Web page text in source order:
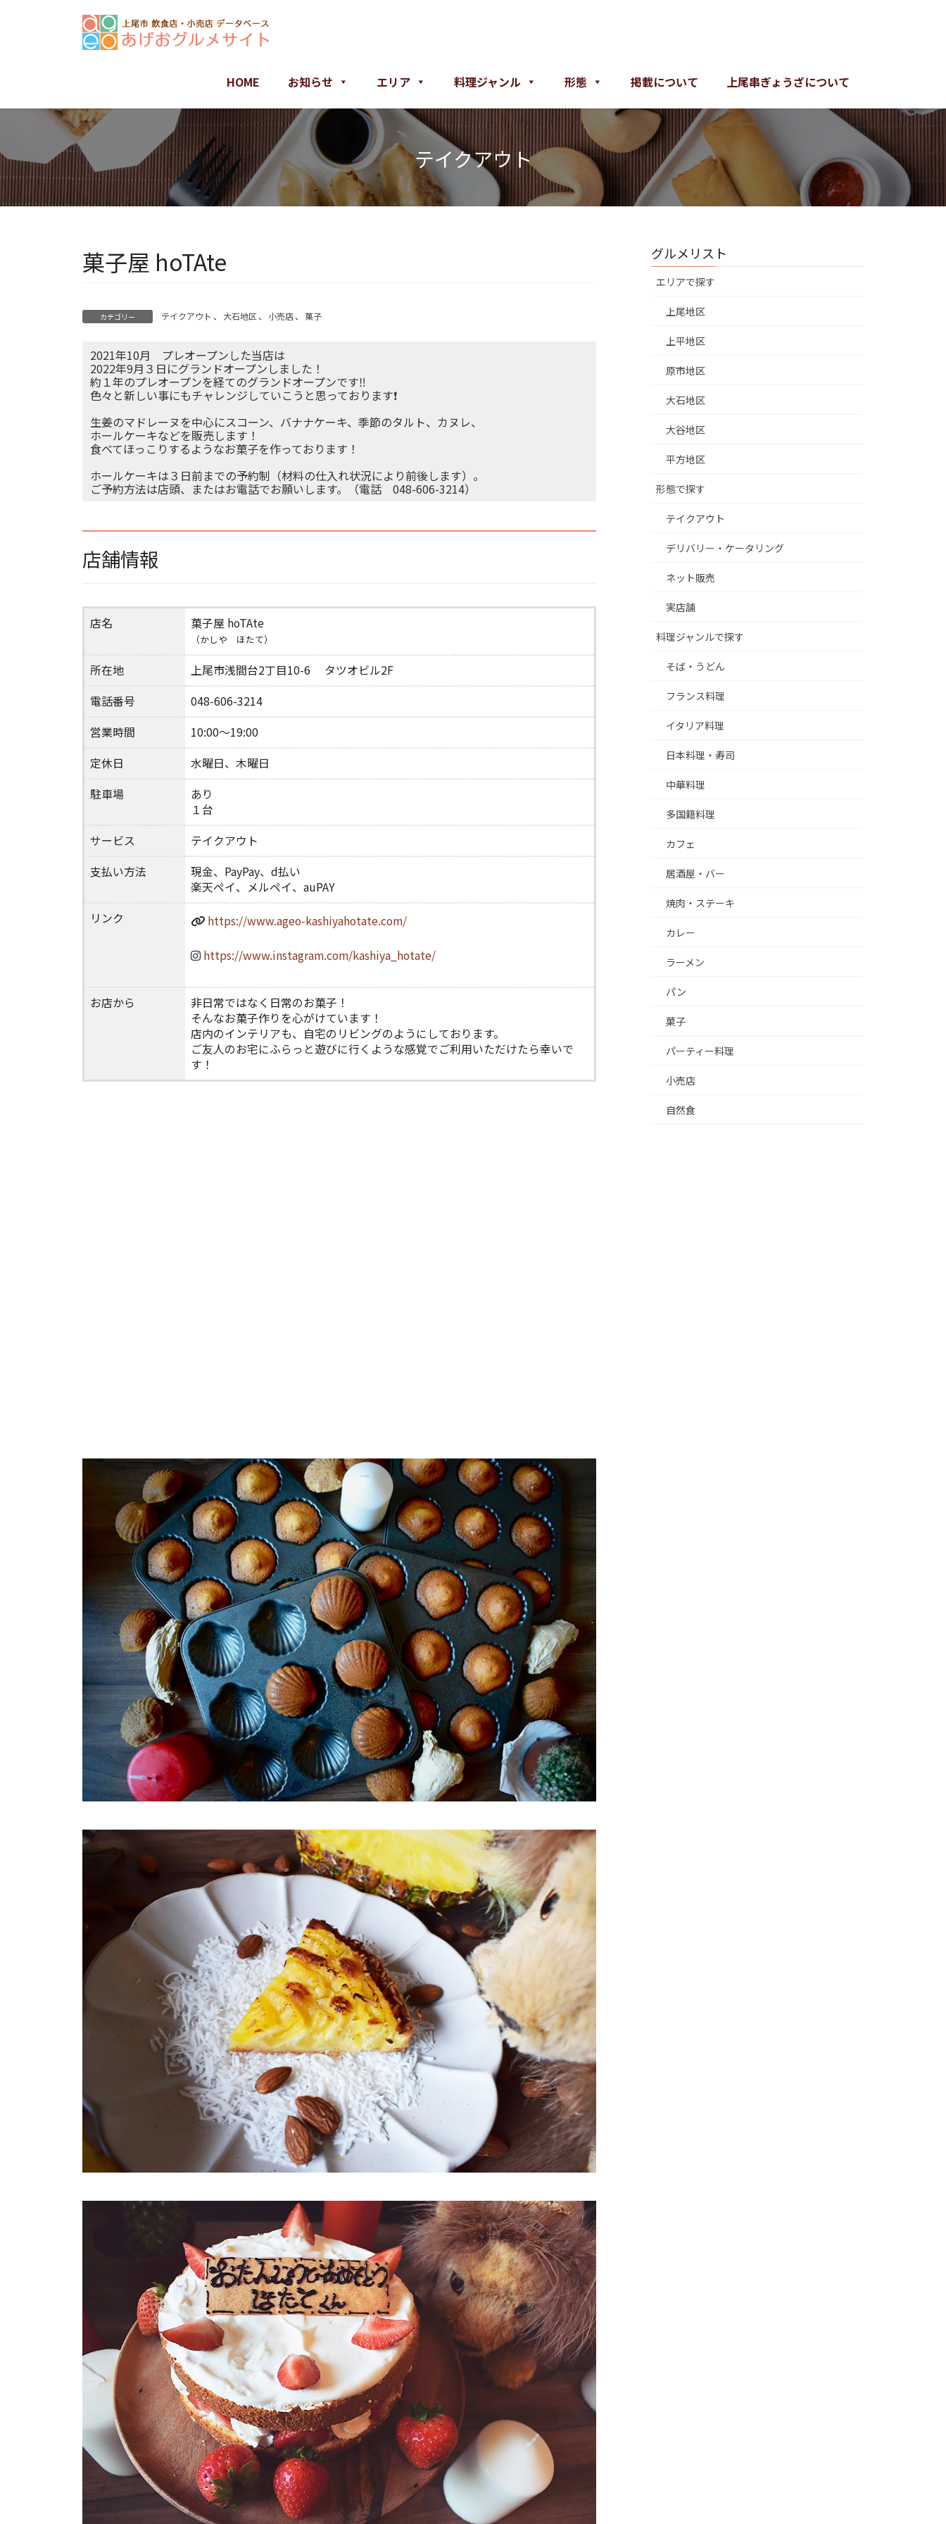
移
ン
動
HOME お知らせ エリア 料理ジャンル 形態 掲載について 上尾串ぎょうざについて
テイクアウト
菓子屋 hoTAte
カテゴリー テイクアウト 、 大石地区 、 小売店、 菓子
2021年10月 プレオープンした当店は
2022年9月３日にグランドオープンしました！
約１年のプレオープンを経てのグランドオープンです‼️
色々と新しい事にもチャレンジしていこうと思っております❗️
生姜のマドレーヌを中心にスコーン、バナナケーキ、季節のタルト、カヌレ、
ホールケーキなどを販売します！
食べてほっこりするようなお菓子を作っております！
ホールケーキは３日前までの予約制（材料の仕入れ状況により前後します）。
ご予約方法は店頭、またはお電話でお願いします。（電話 048-606-3214）
店舗情報
店名 菓子屋 hoTAte
（かしや ほたて）
所在地
上尾市浅間台2丁目10-6 タツオビル2F
電話番号
048-606-3214
営業時間
10:00～19:00
定休日
水曜日、木曜日
駐車場
あり
１台
サービス
テイクアウト
支払い方法
現金、PayPay、d払い
楽天ペイ、メルペイ、auPAY
リンク
https://www.ageo-kashiyahotate.com/
https://www.instagram.com/kashiya_hotate/
お店から
非日常ではなく日常のお菓子！
そんなお菓子作りを心がけています！
店内のインテリアも、自宅のリビングのようにしております。
ご友人のお宅にふらっと遊びに行くような感覚でご利用いただけたら幸いで
す！
グルメリスト
エリアで探す
上尾地区
上平地区
原市地区
大石地区
大谷地区
平方地区
形態で探す
テイクアウト
デリバリー・ケータリング
ネット販売
実店舗
料理ジャンルで探す
そば・うどん
フランス料理
イタリア料理
日本料理・寿司
中華料理
多国籍料理
カフェ
居酒屋・バー
焼肉・ステーキ
カレー
ラーメン
パン
菓子
パーティー料理
小売店
自然食